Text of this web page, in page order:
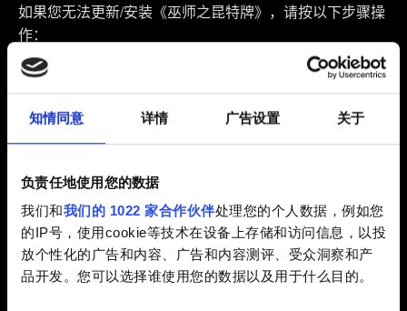
知情同意 详情 广告设置 关于
负责任地使用您的数据
我们和我们的 1022 家合作伙伴处理您的个人数据，例如您
的IP号，使用cookie等技术在设备上存储和访问信息，以投
放个性化的广告和内容、广告和内容测评、受众洞察和产
品开发。您可以选择谁使用您的数据以及用于什么目的。
如果您无法更新/安装《巫师之昆特牌》，请按以下步骤操
作：
1. 请确认您的《巫师之昆特牌》是从 Play 商店安装的。
3. 清除《巫师之昆特牌》的缓存和数据：
- 在您的安卓设备上，打开“设置”应用。
- 点击“应用和通知”，然后点击“查看全部应用”。
- 找到“巫师之昆特牌”并点击。
- 点击“存储”，然后点击“清除缓存”。
- 点击“管理存储空间”，然后点击“清除所有数据”。